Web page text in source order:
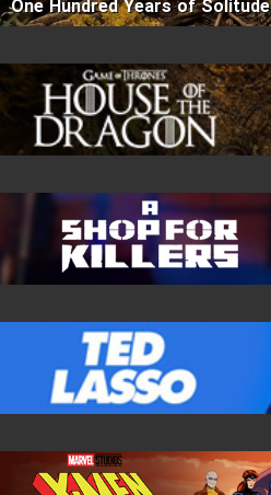
One Hundred Years of Solitude